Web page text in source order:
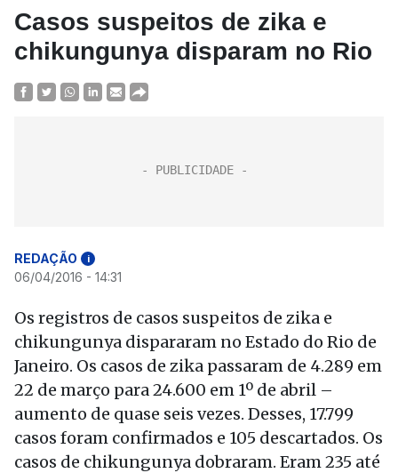
Casos suspeitos de zika e
chikungunya disparam no Rio
REDAÇÃO i
06/04/2016 - 14:31
Os registros de casos suspeitos de zika e
chikungunya dispararam no Estado do Rio de
Janeiro. Os casos de zika passaram de 4.289 em
22 de março para 24.600 em 1º de abril –
aumento de quase seis vezes. Desses, 17.799
casos foram confirmados e 105 descartados. Os
casos de chikungunya dobraram. Eram 235 até